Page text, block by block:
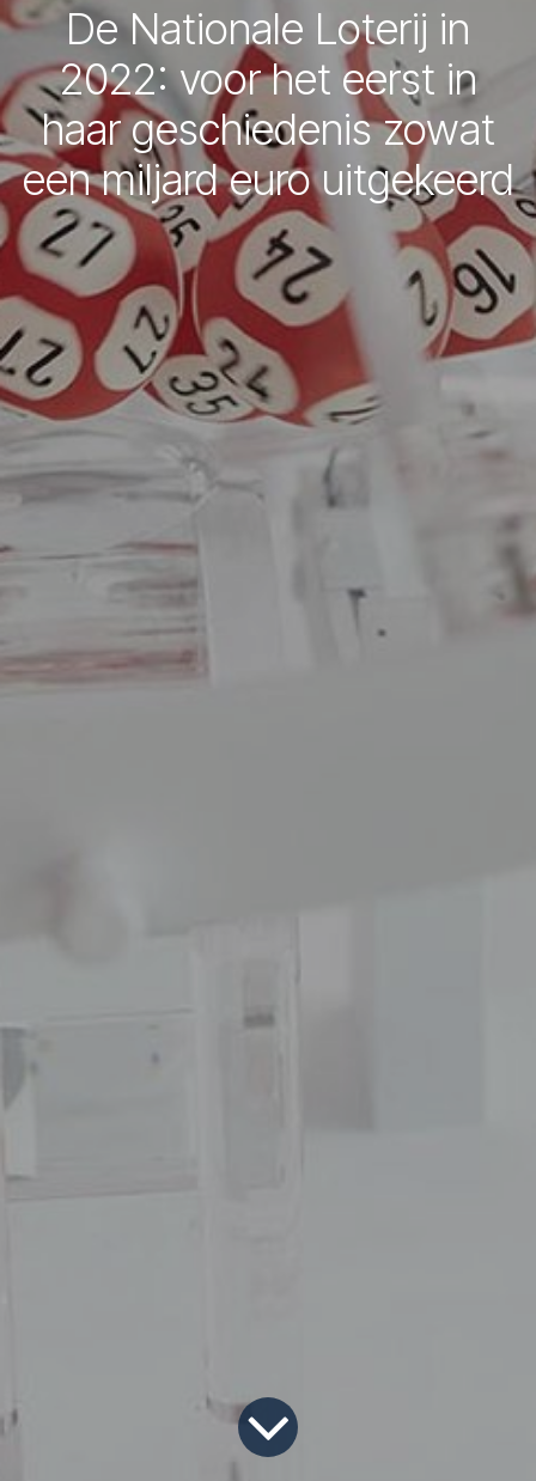
De Nationale Loterij in
2022: voor het eerst in
haar geschiedenis zowat
een miljard euro uitgekeerd